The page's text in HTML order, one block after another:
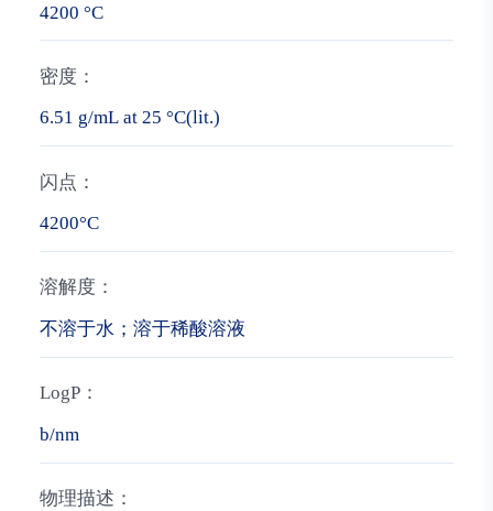
4200 °C
密度：
6.51 g/mL at 25 °C(lit.)
闪点：
4200°C
溶解度：
不溶于水；溶于稀酸溶液
LogP：
b/nm
物理描述：